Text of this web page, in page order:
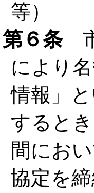
等）
第６条市
により
情報」
すると
間にお
協定を